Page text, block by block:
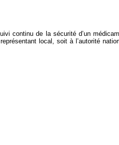
continu de la sécurité d’un
local, soit à l’autorité